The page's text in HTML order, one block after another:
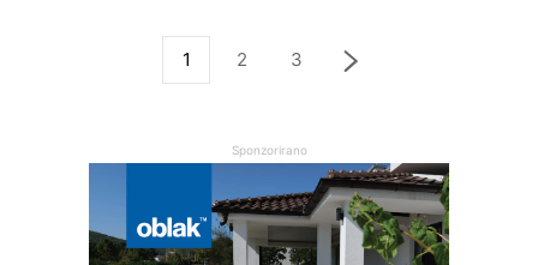
1 2 3
Sponzorirano